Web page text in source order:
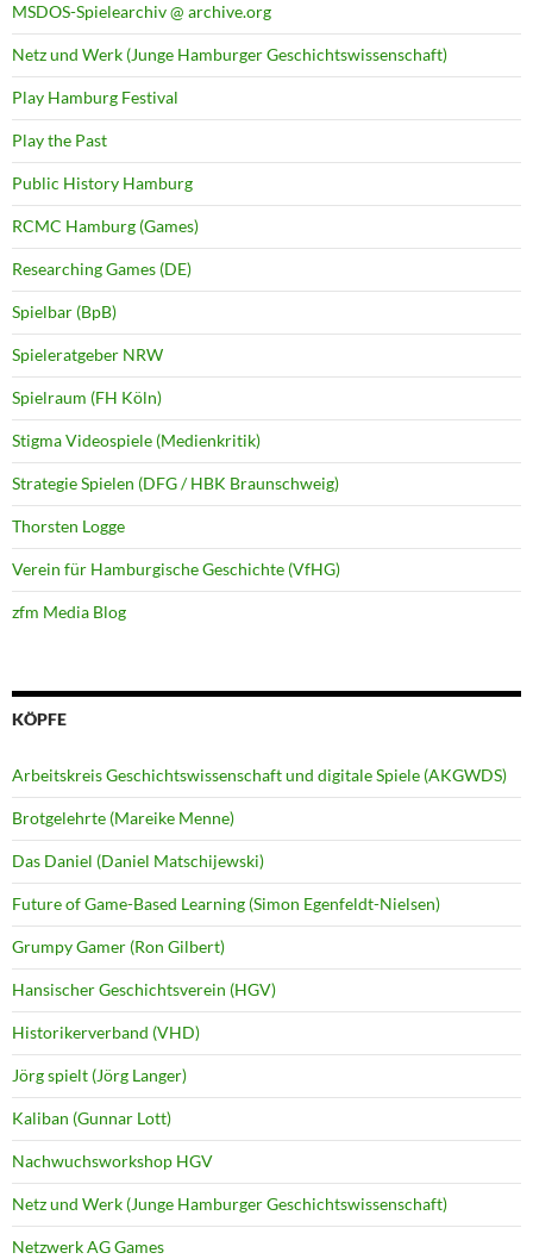
MSDOS-Spielearchiv @ archive.org
Netz und Werk (Junge Hamburger Geschichtswissenschaft)
Play Hamburg Festival
Play the Past
Public History Hamburg
RCMC Hamburg (Games)
Researching Games (DE)
Spielbar (BpB)
Spieleratgeber NRW
Spielraum (FH Köln)
Stigma Videospiele (Medienkritik)
Strategie Spielen (DFG / HBK Braunschweig)
Thorsten Logge
Verein für Hamburgische Geschichte (VfHG)
zfm Media Blog
KÖPFE
Arbeitskreis Geschichtswissenschaft und digitale Spiele (AKGWDS)
Brotgelehrte (Mareike Menne)
Das Daniel (Daniel Matschijewski)
Future of Game-Based Learning (Simon Egenfeldt-Nielsen)
Grumpy Gamer (Ron Gilbert)
Hansischer Geschichtsverein (HGV)
Historikerverband (VHD)
Jörg spielt (Jörg Langer)
Kaliban (Gunnar Lott)
Nachwuchsworkshop HGV
Netz und Werk (Junge Hamburger Geschichtswissenschaft)
Netzwerk AG Games